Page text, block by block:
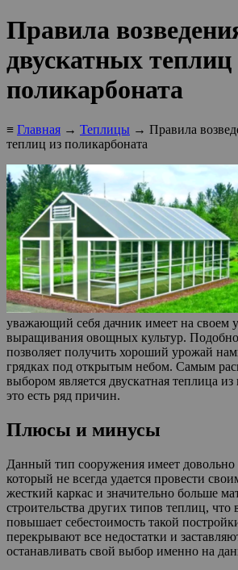
Правила
двускатных теплиц
поликарбоната
≡ Главная → Теплицы → Правила
теплиц из поликарбоната
уважающий себя дачник имеет на своем
выращивания овощных культур.
позволяет получить хороший урожай
грядках под открытым небом. Самым
выбором является двускатная теплица
это есть ряд причин.
Плюсы и минусы
Данный тип сооружения имеет
который не всегда удается провести
жесткий каркас и значительно больше
строительства других типов теплиц, что
повышает себестоимость такой
перекрывают все недостатки и
останавливать свой выбор именно на